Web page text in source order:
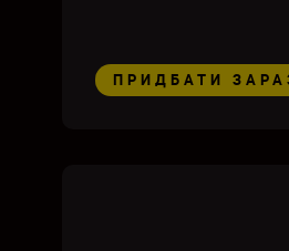
ПРИДБАТИ